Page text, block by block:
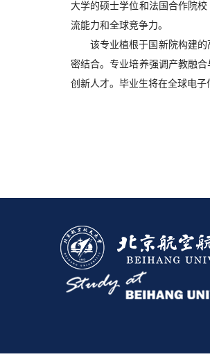
大学的硕士学位和法国合作院
流能力和全球竞争力。
该专业植根于国新院构建
密结合。专业培养强调产教融
创新人才。毕业生将在全球电子